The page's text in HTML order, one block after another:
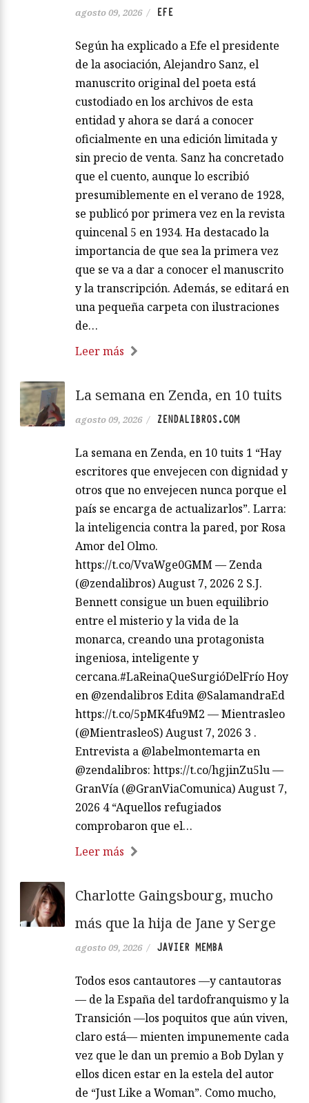
agosto 09, 2026 / EFE
Según ha explicado a Efe el presidente
de la asociación, Alejandro Sanz, el
manuscrito original del poeta está
custodiado en los archivos de esta
entidad y ahora se dará a conocer
oficialmente en una edición limitada y
sin precio de venta. Sanz ha concretado
que el cuento, aunque lo escribió
presumiblemente en el verano de 1928,
se publicó por primera vez en la revista
quincenal 5 en 1934. Ha destacado la
importancia de que sea la primera vez
que se va a dar a conocer el manuscrito
y la transcripción. Además, se editará en
una pequeña carpeta con ilustraciones
de…
Leer más
La semana en Zenda, en 10 tuits
agosto 09, 2026 / ZENDALIBROS.COM
La semana en Zenda, en 10 tuits 1 “Hay
escritores que envejecen con dignidad y
otros que no envejecen nunca porque el
país se encarga de actualizarlos”. Larra:
la inteligencia contra la pared, por Rosa
Amor del Olmo.
https://t.co/VvaWge0GMM — Zenda
(@zendalibros) August 7, 2026 2 S.J.
Bennett consigue un buen equilibrio
entre el misterio y la vida de la
monarca, creando una protagonista
ingeniosa, inteligente y
cercana.#LaReinaQueSurgióDelFrío Hoy
en @zendalibros Edita @SalamandraEd
https://t.co/5pMK4fu9M2 — Mientrasleo
(@MientrasleoS) August 7, 2026 3 .
Entrevista a @labelmontemarta en
@zendalibros: https://t.co/hgjinZu5lu —
GranVía (@GranViaComunica) August 7,
2026 4 “Aquellos refugiados
comprobaron que el…
Leer más
Charlotte Gaingsbourg, mucho
más que la hija de Jane y Serge
agosto 09, 2026 / JAVIER MEMBA
Todos esos cantautores —y cantautoras
— de la España del tardofranquismo y la
Transición —los poquitos que aún viven,
claro está— mienten impunemente cada
vez que le dan un premio a Bob Dylan y
ellos dicen estar en la estela del autor
de “Just Like a Woman”. Como mucho,